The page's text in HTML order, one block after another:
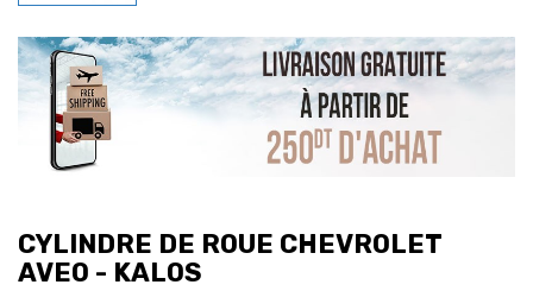
CYLINDRE DE ROUE CHEVROLET
AVEO - KALOS